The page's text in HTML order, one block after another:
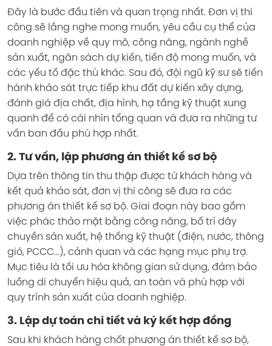
Đây là bước đầu tiên và quan trọng nhất. Đơn vị thi
công sẽ lắng nghe mong muốn, yêu cầu cụ thể của
doanh nghiệp về quy mô, công năng, ngành nghề
sản xuất, ngân sách dự kiến, tiến độ mong muốn, và
các yếu tố đặc thù khác. Sau đó, đội ngũ kỹ sư sẽ tiến
hành khảo sát trực tiếp khu đất dự kiến xây dựng,
đánh giá địa chất, địa hình, hạ tầng kỹ thuật xung
quanh để có cái nhìn tổng quan và đưa ra những tư
vấn ban đầu phù hợp nhất.
2. Tư vấn, lập phương án thiết kế sơ bộ
Dựa trên thông tin thu thập được từ khách hàng và
kết quả khảo sát, đơn vị thi công sẽ đưa ra các
phương án thiết kế sơ bộ. Giai đoạn này bao gồm
việc phác thảo mặt bằng công năng, bố trí dây
chuyền sản xuất, hệ thống kỹ thuật (điện, nước, thông
gió, PCCC...), cảnh quan và các hạng mục phụ trợ.
Mục tiêu là tối ưu hóa không gian sử dụng, đảm bảo
luồng di chuyển hiệu quả, an toàn và phù hợp với
quy trình sản xuất của doanh nghiệp.
3. Lập dự toán chi tiết và ký kết hợp đồng
Sau khi khách hàng chốt phương án thiết kế sơ bộ,